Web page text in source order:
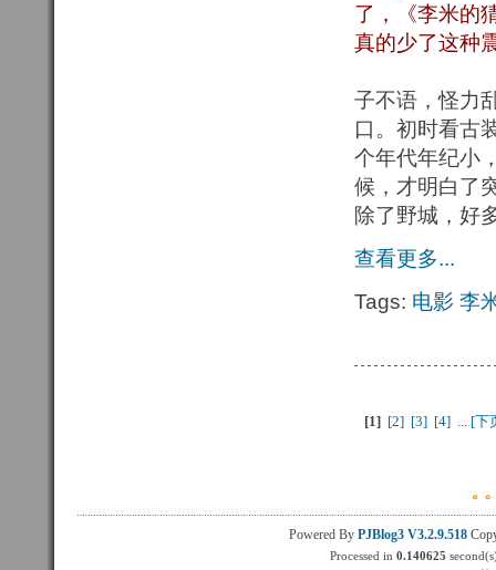
了，《李米的
真的少了这种
子不语，怪力
口。初时看古
个年代年纪小
候，才明白了
除了野城，好
查看更多...
Tags: 电影 李
[1] [2] [3] [4] ... [下
Powered By PJBlog3 V3.2.9.518
Processed in0.140625